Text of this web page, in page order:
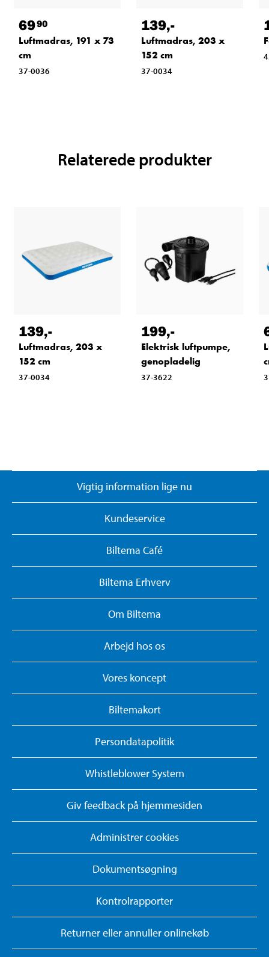
6990
Luftmadras, 191 x 73
cm
37-0036
139,-
Luftmadras, 203 x
152 cm
37-0034
Relaterede produkter
139,-
Luftmadras, 203 x
152 cm
37-0034
199,-
Elektrisk luftpumpe,
genopladelig
37-3622
Vigtig information lige nu
Kundeservice
Biltema Café
Biltema Erhverv
Om Biltema
Arbejd hos os
Vores koncept
Biltemakort
Persondatapolitik
Whistleblower System
Giv feedback på hjemmesiden
Administrer cookies
Dokumentsøgning
Kontrolrapporter
Returner eller annuller onlinekøb